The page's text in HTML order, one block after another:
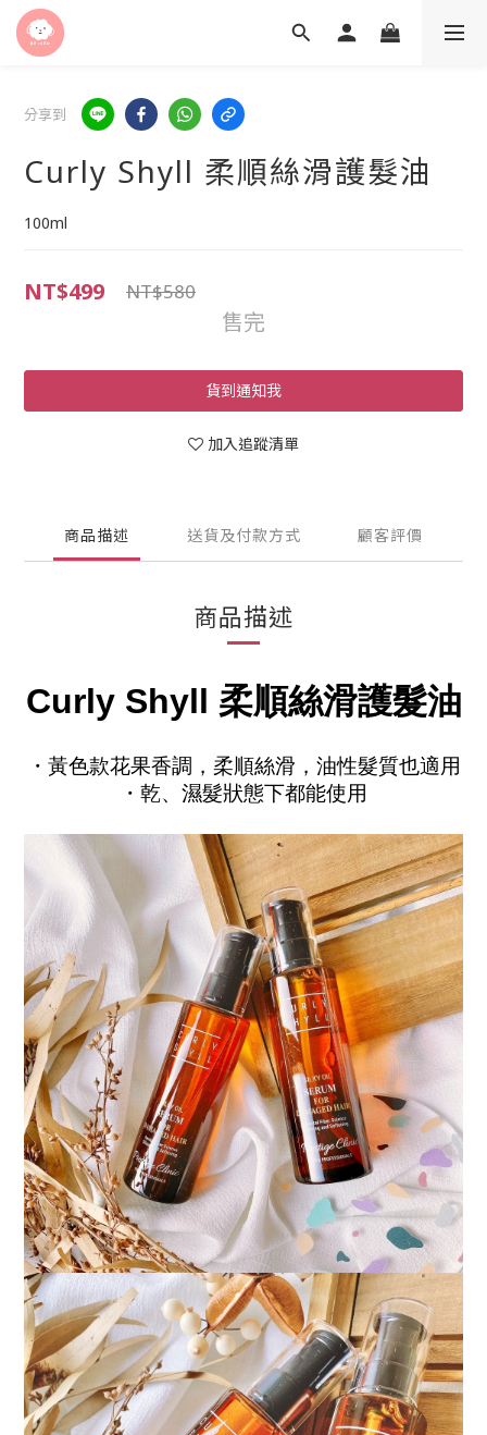
分享到
Curly Shyll 柔順絲滑護髮油
100ml
NT$499 NT$580
售完
貨到通知我
加入追蹤清單
商品描述 送貨及付款方式 顧客評價
商品描述
Curly Shyll 柔順絲滑護髮油
・黃色款花果香調，柔順絲滑，油性髮質也適用
・乾、 濕髮狀態下都能使用